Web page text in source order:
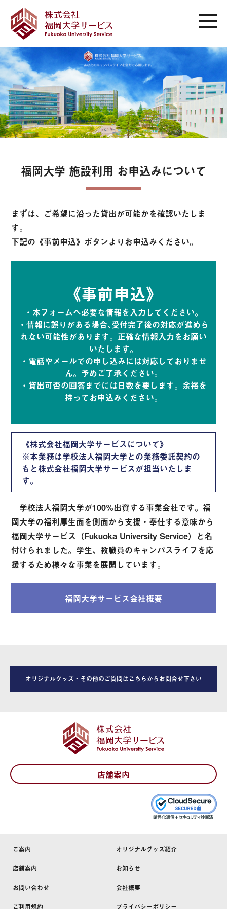
福岡大学 施設利用 お申込みについて
まずは、ご希望に沿った貸出が可能かを確認いたしま
す。
下記の《事前申込》ボタンよりお申込みください。
《事前申込》
・本フォームへ必要な情報を入力してください。
・情報に誤りがある場合､受付完了後の対応が進めら
れない可能性があります。正確な情報入力をお願い
いたします。
・電話やメールでの申し込みには対応しておりませ
ん。予めご了承ください。
・貸出可否の回答までには日数を要します。余裕を
持ってお申込みください。
《株式会社福岡大学サービスについて》
※本業務は学校法人福岡大学との業務委託契約の
もと株式会社福岡大学サービスが担当いたしま
す。
学校法人福岡大学が100%出資する事業会社です。福
岡大学の福利厚生面を側面から支援・奉仕する意味から
福岡大学サービス（Fukuoka University Service）と名
付けられました。学生、教職員のキャンパスライフを応
援するため様々な事業を展開しています。
福岡大学サービス会社概要
オリジナルグッズ・その他のご質問はこちらからお問合せ下さい
店舗案内
ご案内 オリジナルグッズ紹介
店舗案内 お知らせ
お問い合わせ 会社概要
ご利用規約 プライバシーポリシー